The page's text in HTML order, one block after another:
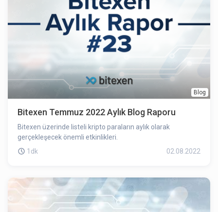
Blog
Bitexen Temmuz 2022 Aylık Blog Raporu
Bitexen üzerinde listeli kripto paraların aylık olarak
gerçekleşecek önemli etkinlikleri.
1dk
02.08.2022